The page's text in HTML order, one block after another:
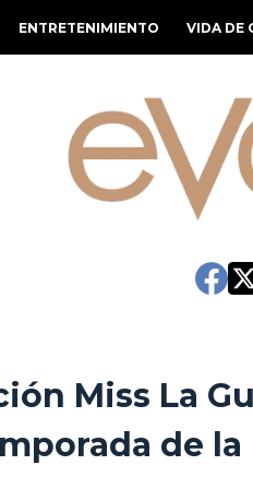
ENTRETENIMIENTO VIDA DE
Miss La
de la